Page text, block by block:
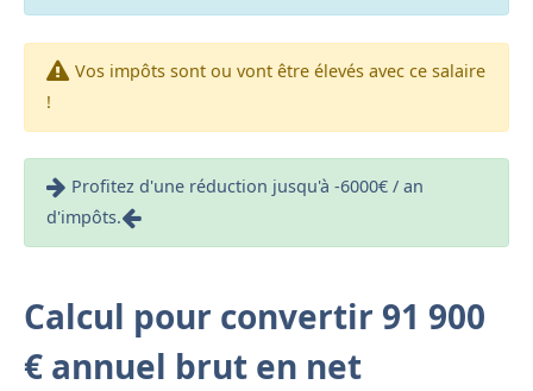
Vos impôts sont ou vont être élevés avec ce salaire
!
Profitez d'une réduction jusqu'à -6000€ / an
d'impôts.
Calcul pour convertir 91 900
€ annuel brut en net